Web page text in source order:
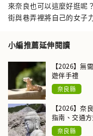
來奈良也可以這麼好逛呢
街與巷弄裡將自己的女子
小編推薦延伸閱讀
【2026】無
遊伴手禮
奈良縣
【2026】奈
指南、交通
奈良縣